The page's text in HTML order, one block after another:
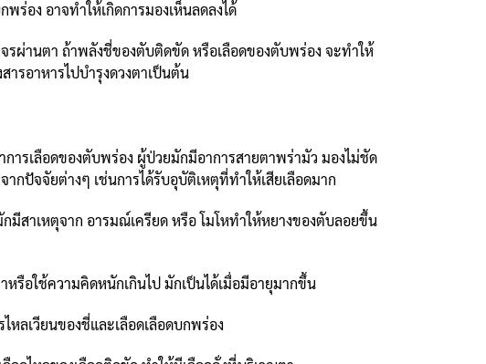
ร่อง อาจทำให้เกิดการมองเห็นลดลงได้
รผ่านตา ถ้าพลังชี่ของตับติดขัด หรือเลือดของตับพร่อง จะทำให้
รอาหารไปบำรุงดวงตาเป็นต้น
ารเลือดของตับพร่อง ผู้ป่วยมักมีอาการสายตาพร่ามัว มองไม่ชัด
กปัจจัยต่างๆ เช่นการได้รับอุบัติเหตุที่ทำให้เสียเลือดมาก
สาเหตุจาก อารมณ์เครียด หรือ โมโหทำให้หยางของตับลอยขึ้น
รือใช้ความคิดหนักเกินไป มักเป็นได้เมื่อมีอายุมากขึ้น
หลเวียนของชี่และเลือดเลือดบกพร่อง